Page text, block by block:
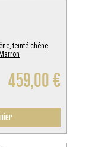
teinté chêne
459,00 €